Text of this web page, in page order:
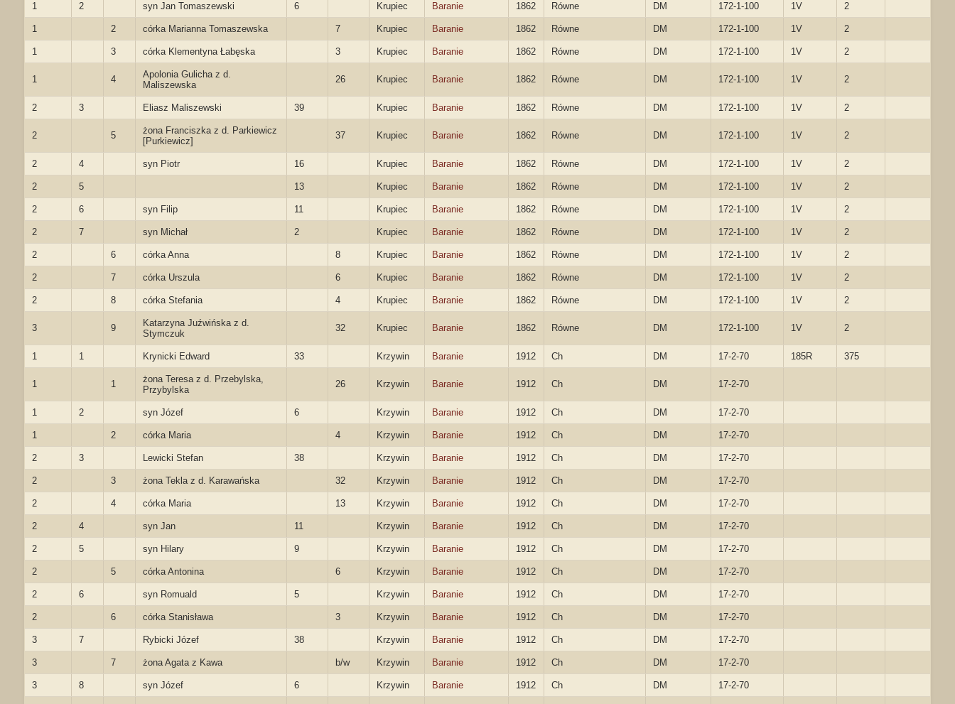
1 2 syn Jan Tomaszewski 6 Krupiec Baranie 1862 Równe DM 172-1-100 1V 2
1 2 córka Marianna Tomaszewska 7 Krupiec Baranie 1862 Równe DM 172-1-100 1V 2
1 3 córka Klementyna Łabęska 3 Krupiec Baranie 1862 Równe DM 172-1-100 1V 2
1 4
Apolonia Gulicha z d.
Maliszewska
26 Krupiec Baranie 1862 Równe DM 172-1-100 1V 2
2 3 Eliasz Maliszewski 39 Krupiec Baranie 1862 Równe DM 172-1-100 1V 2
2 5
żona Franciszka z d. Parkiewicz
[Purkiewicz]
37 Krupiec Baranie 1862 Równe DM 172-1-100 1V 2
2 4 syn Piotr 16 Krupiec Baranie 1862 Równe DM 172-1-100 1V 2
2 5 13 Krupiec Baranie 1862 Równe DM 172-1-100 1V 2
2 6 syn Filip 11 Krupiec Baranie 1862 Równe DM 172-1-100 1V 2
2 7 syn Michał 2 Krupiec Baranie 1862 Równe DM 172-1-100 1V 2
2 6 córka Anna 8 Krupiec Baranie 1862 Równe DM 172-1-100 1V 2
2 7 córka Urszula 6 Krupiec Baranie 1862 Równe DM 172-1-100 1V 2
2 8 córka Stefania 4 Krupiec Baranie 1862 Równe DM 172-1-100 1V 2
3 9
Katarzyna Juźwińska z d.
Stymczuk
32 Krupiec Baranie 1862 Równe DM 172-1-100 1V 2
1 1 Krynicki Edward 33 Krzywin Baranie 1912 Ch DM 17-2-70 185R 375
1 1
żona Teresa z d. Przebylska,
Przybylska
26 Krzywin Baranie 1912 Ch DM 17-2-70
1 2 syn Józef 6 Krzywin Baranie 1912 Ch DM 17-2-70
1 2 córka Maria 4 Krzywin Baranie 1912 Ch DM 17-2-70
2 3 Lewicki Stefan 38 Krzywin Baranie 1912 Ch DM 17-2-70
2 3 żona Tekla z d. Karawańska 32 Krzywin Baranie 1912 Ch DM 17-2-70
2 4 córka Maria 13 Krzywin Baranie 1912 Ch DM 17-2-70
2 4 syn Jan 11 Krzywin Baranie 1912 Ch DM 17-2-70
2 5 syn Hilary 9 Krzywin Baranie 1912 Ch DM 17-2-70
2 5 córka Antonina 6 Krzywin Baranie 1912 Ch DM 17-2-70
2 6 syn Romuald 5 Krzywin Baranie 1912 Ch DM 17-2-70
2 6 córka Stanisława 3 Krzywin Baranie 1912 Ch DM 17-2-70
3 7 Rybicki Józef 38 Krzywin Baranie 1912 Ch DM 17-2-70
3 7 żona Agata z Kawa b/w Krzywin Baranie 1912 Ch DM 17-2-70
3 8 syn Józef 6 Krzywin Baranie 1912 Ch DM 17-2-70